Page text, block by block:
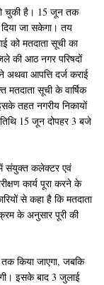
चुकी है। 15 जून तक
जा सकेगा। तय
को मतदाता सूची का
की आठ नगर परिषदों
आपत्ति दर्ज कराई
सूची के वार्षिक
तहत नगरीय निकायों
15 जून दोपहर 3 बजे
में संयुक्त कलेक्टर एवं
कार्य पूरा करने के
से कहा है कि मतदाता
के अनुसार पूरी की
तक किया जाएगा, जबकि
इसके बाद 3 जुलाई